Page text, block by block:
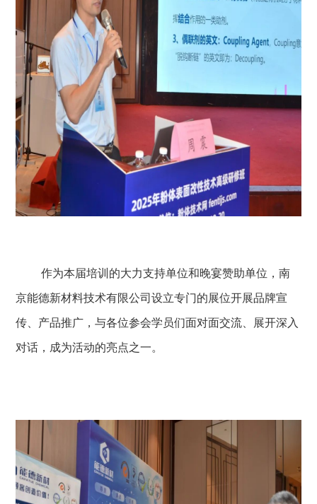
作为本届培训的大力支持单位和晚宴赞助单位，南
京能德新材料技术有限公司设立专门的展位开展品牌宣
传、产品推广，与各位参会学员们面对面交流、展开深入
对话，成为活动的亮点之一。